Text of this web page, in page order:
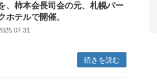
、柿本会長司会の元、札幌パー
ホテルで開催。
続きを読む